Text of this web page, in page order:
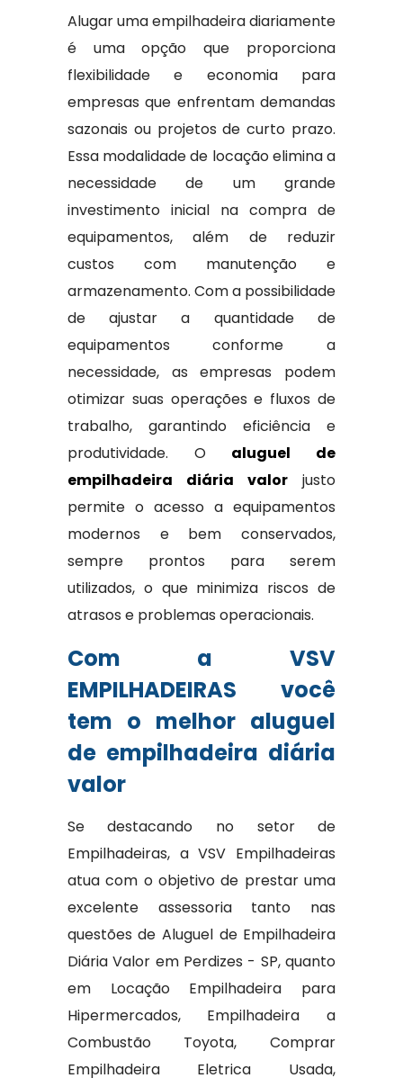
Alugar uma empilhadeira diariamente
é uma opção que proporciona
flexibilidade e economia para
empresas que enfrentam demandas
sazonais ou projetos de curto prazo.
Essa modalidade de locação elimina a
necessidade de um grande
investimento inicial na compra de
equipamentos, além de reduzir
custos com manutenção e
armazenamento. Com a possibilidade
de ajustar a quantidade de
equipamentos conforme a
necessidade, as empresas podem
otimizar suas operações e fluxos de
trabalho, garantindo eficiência e
produtividade. O aluguel de
empilhadeira diária valor justo
permite o acesso a equipamentos
modernos e bem conservados,
sempre prontos para serem
utilizados, o que minimiza riscos de
atrasos e problemas operacionais.
Com a VSV
EMPILHADEIRAS você
tem o melhor aluguel
de empilhadeira diária
valor
Se destacando no setor de
Empilhadeiras, a VSV Empilhadeiras
atua com o objetivo de prestar uma
excelente assessoria tanto nas
questões de Aluguel de Empilhadeira
Diária Valor em Perdizes - SP, quanto
em Locação Empilhadeira para
Hipermercados, Empilhadeira a
Combustão Toyota, Comprar
Empilhadeira Eletrica Usada,